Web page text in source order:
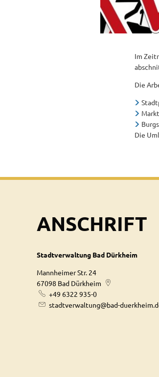
Im
Die
Die
ANSCHRIFT
Stadtverwaltung Bad Dürkheim
Mannheimer Str. 24
67098 Bad Dürkheim
+49 6322 935-0
stadtverwaltung@bad-